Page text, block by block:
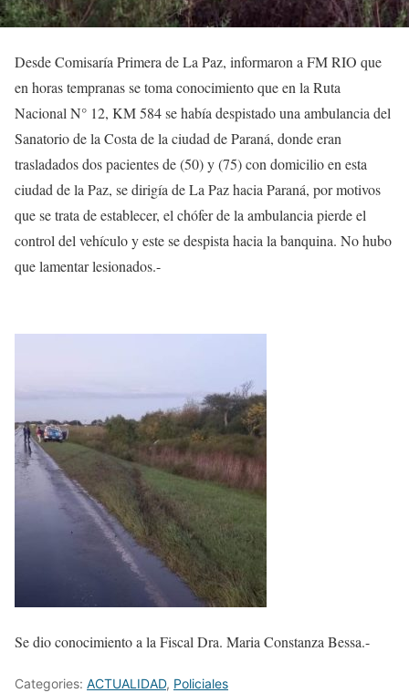
Desde Comisaría Primera de La Paz, informaron a FM RIO que
en horas tempranas se toma conocimiento que en la Ruta
Nacional N° 12, KM 584 se había despistado una ambulancia del
Sanatorio de la Costa de la ciudad de Paraná, donde eran
trasladados dos pacientes de (50) y (75) con domicilio en esta
ciudad de la Paz, se dirigía de La Paz hacia Paraná, por motivos
que se trata de establecer, el chófer de la ambulancia pierde el
control del vehículo y este se despista hacia la banquina. No hubo
que lamentar lesionados.-
Se dio conocimiento a la Fiscal Dra. Maria Constanza Bessa.-
Categories: ACTUALIDAD, Policiales